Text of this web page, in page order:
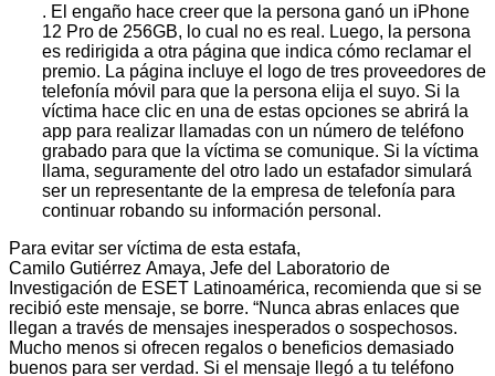
. El engaño hace creer que la persona ganó un iPhone
12 Pro de 256GB, lo cual no es real. Luego, la persona
es redirigida a otra página que indica cómo reclamar el
premio. La página incluye el logo de tres proveedores de
telefonía móvil para que la persona elija el suyo. Si la
víctima hace clic en una de estas opciones se abrirá la
app para realizar llamadas con un número de teléfono
grabado para que la víctima se comunique. Si la víctima
llama, seguramente del otro lado un estafador simulará
ser un representante de la empresa de telefonía para
continuar robando su información personal.
Para evitar ser víctima de esta estafa,
Camilo Gutiérrez Amaya, Jefe del Laboratorio de
Investigación de ESET Latinoamérica, recomienda que si se
recibió este mensaje, se borre. “Nunca abras enlaces que
llegan a través de mensajes inesperados o sospechosos.
Mucho menos si ofrecen regalos o beneficios demasiado
buenos para ser verdad. Si el mensaje llegó a tu teléfono